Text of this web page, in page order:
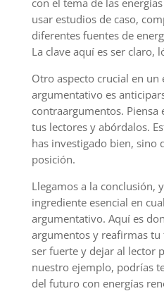
usar estudios de caso,
diferentes fuentes de
La clave aquí es ser claro,
Otro aspecto crucial en
argumentativo es
contraargumentos. Piensa
tus lectores y abórdalos.
has investigado bien, sino
posición.
Llegamos a la conclusión,
ingrediente esencial en
argumentativo. Aquí es
argumentos y reafirmas tu
ser fuerte y dejar al lector
nuestro ejemplo, podrías
del futuro con energías